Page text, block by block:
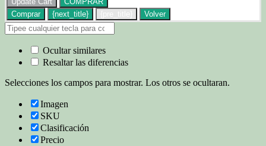
Comprar
{next_title} {pre_title} Volver
Ocultar similares
Resaltar las diferencias
Selecciones los campos para mostrar. Los otros se ocultaran.
Imagen
SKU
Clasificación
Precio